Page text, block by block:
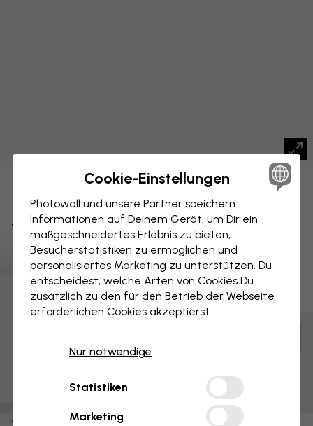
Waldland - Gelb
LEINWANDBILD
Vormontiert und bereit zum Aufhängen
Farben mit hoher Lichtbeständigkeit
Artikel Nummer:
Cookie-Einstellungen
Photowall und unsere Partner speichern
Informationen auf Deinem Gerät, um Dir ein
maßgeschneidertes Erlebnis zu bieten,
Besucherstatistiken zu ermöglichen und
personalisiertes Marketing zu unterstützen. Du
entscheidest, welche Arten von Cookies Du
zusätzlich zu den für den Betrieb der Webseite
erforderlichen Cookies akzeptierst.
Nur notwendige
Statistiken
Marketing